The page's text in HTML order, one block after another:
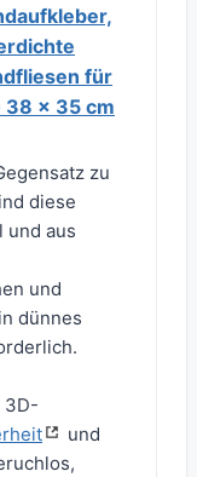
für
38 x 35 cm
zu
diese
und aus
und
dünnes
3D-
und